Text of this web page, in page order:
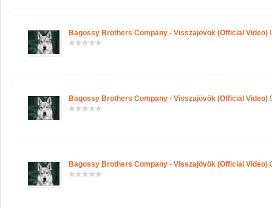
Bagossy Brothers Company - Visszajövök (Official Video)
Bagossy Brothers Company - Visszajövök (Official Video)
Bagossy Brothers Company - Visszajövök (Official Video)